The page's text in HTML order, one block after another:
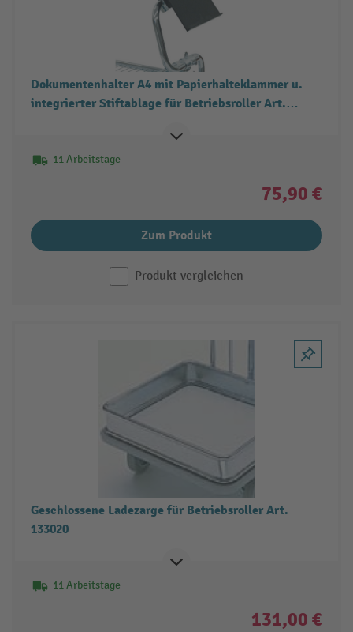
Dokumentenhalter A4 mit Papierhalteklammer u.
integrierter Stiftablage für Betriebsroller Art.
11 Arbeitstage
75,90 €
Zum Produkt
Produkt vergleichen
Geschlossene Ladezarge für Betriebsroller Art.
133020
11 Arbeitstage
131,00 €